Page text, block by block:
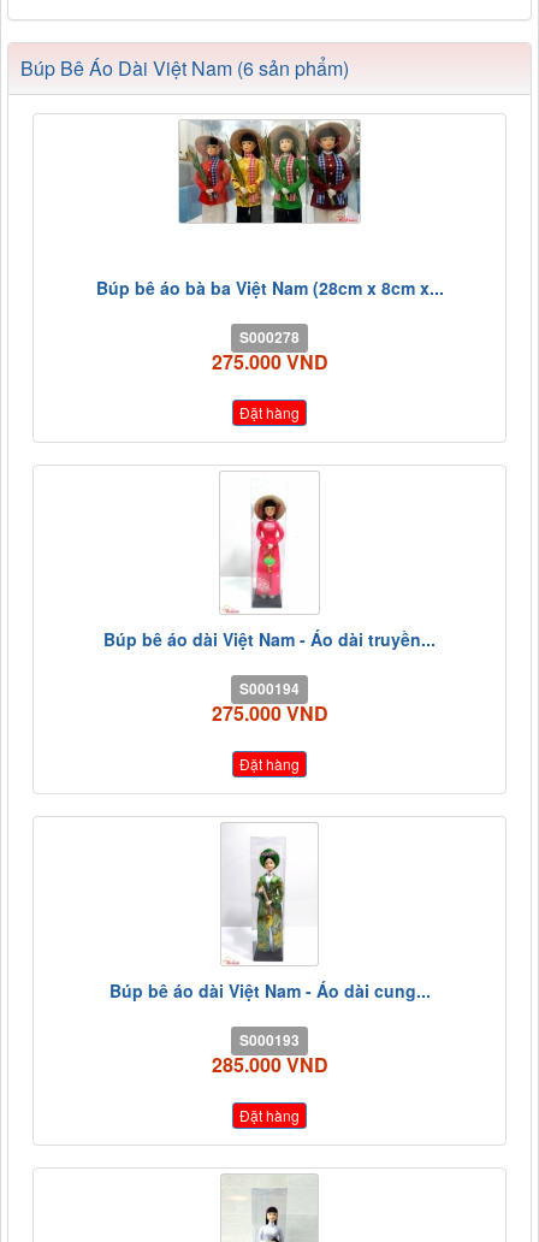
Búp Bê Áo Dài Việt Nam (6 sản phẩm)
Búp bê áo bà ba Việt Nam (28cm x 8cm x...
S000278
275.000 VND
Đặt hàng
Búp bê áo dài Việt Nam - Áo dài truyền...
S000194
275.000 VND
Đặt hàng
Búp bê áo dài Việt Nam - Áo dài cung...
S000193
285.000 VND
Đặt hàng